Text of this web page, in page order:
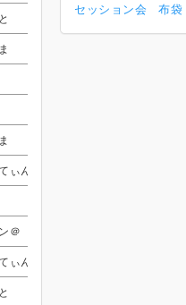
じゅんたろー げそげそ
ぃん
＠
ぃん
じゅんたろー げそげそ
ぃん
＠
ぃん
じゅんたろー げそげそ
ぃん
＠
ぃん
じゅんたろー げそげそ
ぃん
＠
ぃん
セッション会
布袋